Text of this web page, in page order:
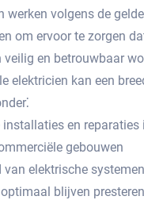
werken volgens de
om ervoor te zorgen
veilig en betrouwbaar
elektricien kan een
installaties en reparaties
gebouwen
van elektrische
blijven presteren